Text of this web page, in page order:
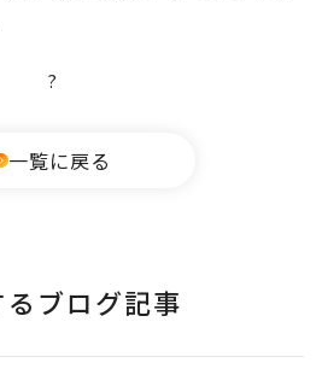
?
一覧に戻る
ブログ記事